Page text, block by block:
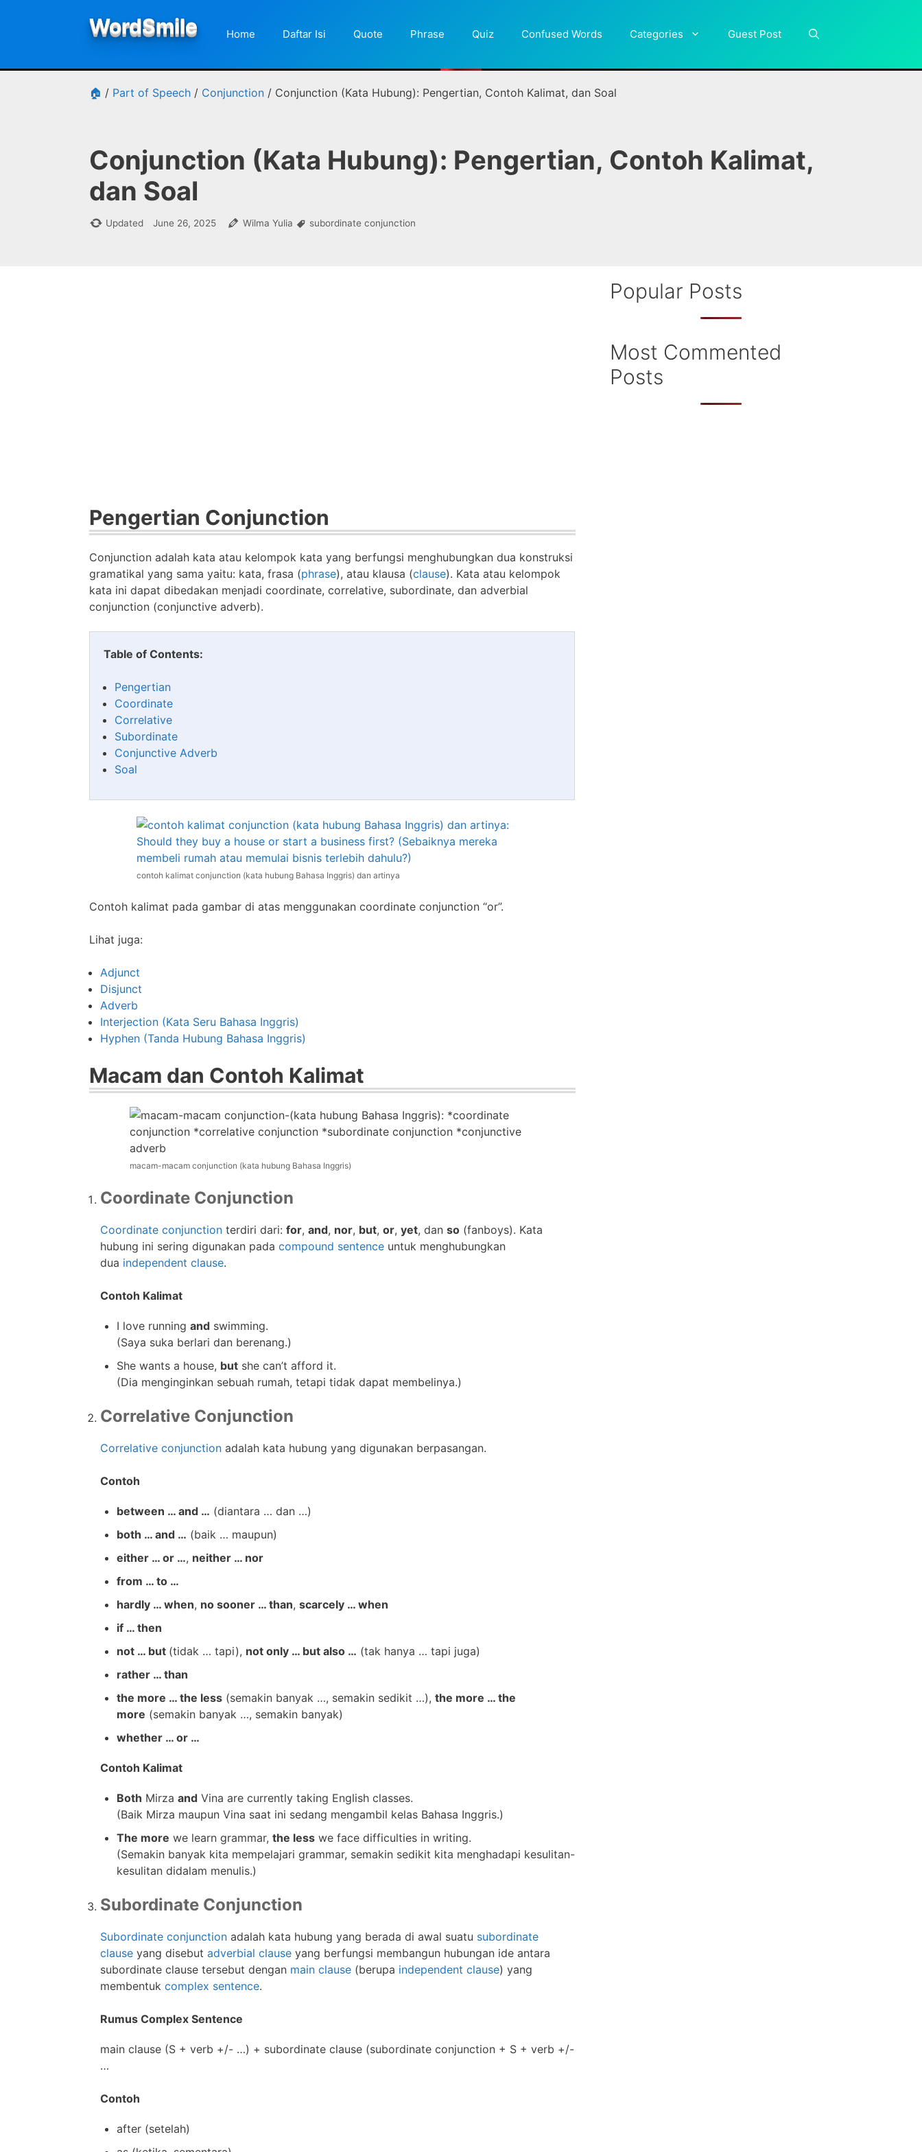
WordSmile Home Daftar Isi Quote Phrase Quiz Confused Words Categories Guest Post
🏠 / Part of Speech / Conjunction / Conjunction (Kata Hubung): Pengertian, Contoh Kalimat, dan Soal
Conjunction (Kata Hubung): Pengertian, Contoh Kalimat,
dan Soal
Updated June 26, 2025 Wilma Yulia Tags
subordinate conjunction
Pengertian Conjunction
Conjunction adalah kata atau kelompok kata yang berfungsi menghubungkan dua konstruksi
gramatikal yang sama yaitu: kata, frasa (phrase), atau klausa (clause). Kata atau kelompok
kata ini dapat dibedakan menjadi coordinate, correlative, subordinate, dan adverbial
conjunction (conjunctive adverb).
Table of Contents:
Pengertian
Coordinate
Correlative
Subordinate
Conjunctive Adverb
Soal
contoh kalimat conjunction (kata hubung Bahasa Inggris) dan artinya
Contoh kalimat pada gambar di atas menggunakan coordinate conjunction “or”.
Lihat juga:
Adjunct
Disjunct
Adverb
Interjection (Kata Seru Bahasa Inggris)
Hyphen (Tanda Hubung Bahasa Inggris)
Macam dan Contoh Kalimat
macam-macam conjunction (kata hubung Bahasa Inggris)
Coordinate Conjunction
Coordinate conjunction terdiri dari: for, and, nor, but, or, yet, dan so (fanboys). Kata
hubung ini sering digunakan pada compound sentence untuk menghubungkan
dua independent clause.
Contoh Kalimat
I love running and swimming.
(Saya suka berlari dan berenang.)
She wants a house, but she can’t afford it.
(Dia menginginkan sebuah rumah, tetapi tidak dapat membelinya.)
Correlative Conjunction
Correlative conjunction adalah kata hubung yang digunakan berpasangan.
Contoh
between … and … (diantara … dan …)
both … and … (baik … maupun)
either … or …, neither … nor
from … to …
hardly … when, no sooner … than, scarcely … when
if … then
not … but (tidak … tapi), not only … but also … (tak hanya … tapi juga)
rather … than
the more … the less (semakin banyak …, semakin sedikit …), the more … the
more (semakin banyak …, semakin banyak)
whether … or …
Contoh Kalimat
Both Mirza and Vina are currently taking English classes.
(Baik Mirza maupun Vina saat ini sedang mengambil kelas Bahasa Inggris.)
The more we learn grammar, the less we face difficulties in writing.
(Semakin banyak kita mempelajari grammar, semakin sedikit kita menghadapi kesulitan-
kesulitan didalam menulis.)
Subordinate Conjunction
Subordinate conjunction adalah kata hubung yang berada di awal suatu subordinate
clause yang disebut adverbial clause yang berfungsi membangun hubungan ide antara
subordinate clause tersebut dengan main clause (berupa independent clause) yang
membentuk complex sentence.
Rumus Complex Sentence
main clause (S + verb +/- …) + subordinate clause (subordinate conjunction + S + verb +/-
…
Contoh
after (setelah)
Popular Posts
Most Commented
Posts